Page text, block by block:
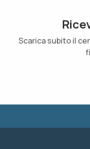
Scarica subito il